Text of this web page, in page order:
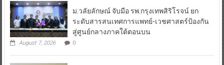
ม.วลัยลักษณ์ จับมือ รพ.กรุงเทพสิริโรจน์ ยก
ระดับสารสนเทศการแพทย์-เวชศาสตร์ป้องกัน
สู่ศูนย์กลางภาคใต้ตอนบน
August 7, 2026 0